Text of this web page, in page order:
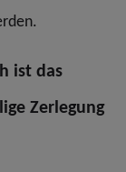
ist das
Zerlegung